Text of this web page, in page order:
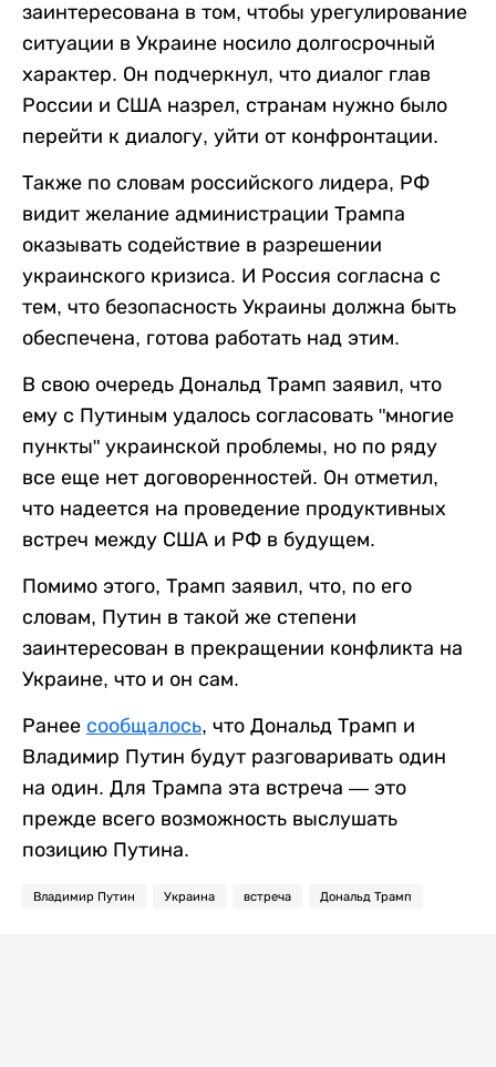
заинтересована в том, чтобы урегулирование
ситуации в Украине носило долгосрочный
характер. Он подчеркнул, что диалог глав
России и США назрел, странам нужно было
перейти к диалогу, уйти от конфронтации.
Также по словам российского лидера, РФ
видит желание администрации Трампа
оказывать содействие в разрешении
украинского кризиса. И Россия согласна с
тем, что безопасность Украины должна быть
обеспечена, готова работать над этим.
В свою очередь Дональд Трамп заявил, что
ему с Путиным удалось согласовать "многие
пункты" украинской проблемы, но по ряду
все еще нет договоренностей. Он отметил,
что надеется на проведение продуктивных
встреч между США и РФ в будущем.
Помимо этого, Трамп заявил, что, по его
словам, Путин в такой же степени
заинтересован в прекращении конфликта на
Украине, что и он сам.
Ранее сообщалось, что Дональд Трамп и
Владимир Путин будут разговаривать один
на один. Для Трампа эта встреча — это
прежде всего возможность выслушать
позицию Путина.
Владимир Путин Украина встреча Дональд Трамп